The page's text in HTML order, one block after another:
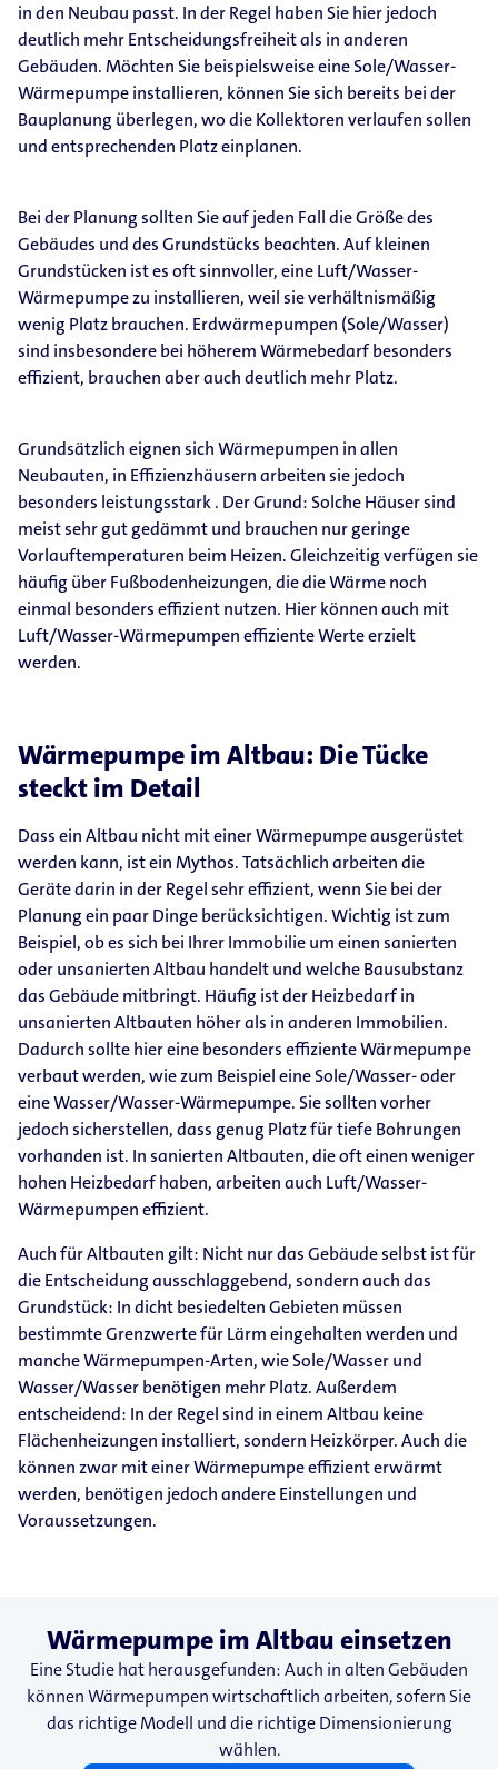
in den Neubau passt. In der Regel haben Sie hier jedoch
deutlich mehr Entscheidungsfreiheit als in anderen
Gebäuden. Möchten Sie beispielsweise eine Sole/Wasser-
Wärmepumpe installieren, können Sie sich bereits bei der
Bauplanung überlegen, wo die Kollektoren verlaufen sollen
und entsprechenden Platz einplanen.
Bei der Planung sollten Sie auf jeden Fall die Größe des
Gebäudes und des Grundstücks beachten. Auf kleinen
Grundstücken ist es oft sinnvoller, eine Luft/Wasser-
Wärmepumpe zu installieren, weil sie verhältnismäßig
wenig Platz brauchen. Erdwärmepumpen (Sole/Wasser)
sind insbesondere bei höherem Wärmebedarf besonders
effizient, brauchen aber auch deutlich mehr Platz.
Grundsätzlich eignen sich Wärmepumpen in allen
Neubauten, in Effizienzhäusern arbeiten sie jedoch
besonders leistungsstark . Der Grund: Solche Häuser sind
meist sehr gut gedämmt und brauchen nur geringe
Vorlauftemperaturen beim Heizen. Gleichzeitig verfügen sie
häufig über Fußbodenheizungen, die die Wärme noch
einmal besonders effizient nutzen. Hier können auch mit
Luft/Wasser-Wärmepumpen effiziente Werte erzielt
werden.
Wärmepumpe im Altbau: Die Tücke
steckt im Detail
Dass ein Altbau nicht mit einer Wärmepumpe ausgerüstet
werden kann, ist ein Mythos. Tatsächlich arbeiten die
Geräte darin in der Regel sehr effizient, wenn Sie bei der
Planung ein paar Dinge berücksichtigen. Wichtig ist zum
Beispiel, ob es sich bei Ihrer Immobilie um einen sanierten
oder unsanierten Altbau handelt und welche Bausubstanz
das Gebäude mitbringt. Häufig ist der Heizbedarf in
unsanierten Altbauten höher als in anderen Immobilien.
Dadurch sollte hier eine besonders effiziente Wärmepumpe
verbaut werden, wie zum Beispiel eine Sole/Wasser- oder
eine Wasser/Wasser-Wärmepumpe. Sie sollten vorher
jedoch sicherstellen, dass genug Platz für tiefe Bohrungen
vorhanden ist. In sanierten Altbauten, die oft einen weniger
hohen Heizbedarf haben, arbeiten auch Luft/Wasser-
Wärmepumpen effizient.
Auch für Altbauten gilt: Nicht nur das Gebäude selbst ist für
die Entscheidung ausschlaggebend, sondern auch das
Grundstück: In dicht besiedelten Gebieten müssen
bestimmte Grenzwerte für Lärm eingehalten werden und
manche Wärmepumpen-Arten, wie Sole/Wasser und
Wasser/Wasser benötigen mehr Platz. Außerdem
entscheidend: In der Regel sind in einem Altbau keine
Flächenheizungen installiert, sondern Heizkörper. Auch die
können zwar mit einer Wärmepumpe effizient erwärmt
werden, benötigen jedoch andere Einstellungen und
Voraussetzungen.
Wärmepumpe im Altbau einsetzen
Eine Studie hat herausgefunden: Auch in alten Gebäuden
können Wärmepumpen wirtschaftlich arbeiten, sofern Sie
das richtige Modell und die richtige Dimensionierung
wählen.